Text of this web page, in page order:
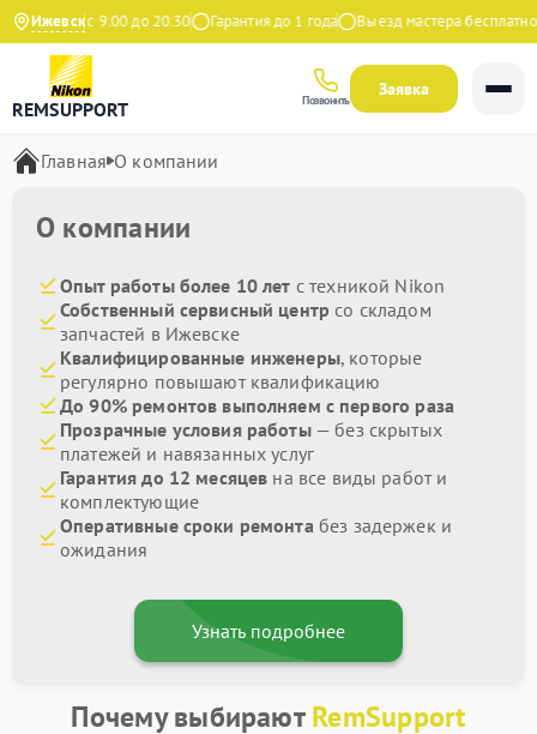
Ижевскс 9:00 до 20:30 Гарантия до 1 года Выезд мастера бесплатно
REMSUPPORT Позвонить
Заявка
Главная О компании
О компании
Опыт работы более 10 лет с техникой Nikon
Собственный сервисный центр со складом
запчастей в Ижевске
Квалифицированные инженеры, которые
регулярно повышают квалификацию
До 90% ремонтов выполняем с первого раза
Прозрачные условия работы— без скрытых
платежей и навязанных услуг
Гарантия до 12 месяцев на все виды работ и
комплектующие
Оперативные сроки ремонтабез задержек и
ожидания
Узнать подробнее
Почему выбираютRemSupport